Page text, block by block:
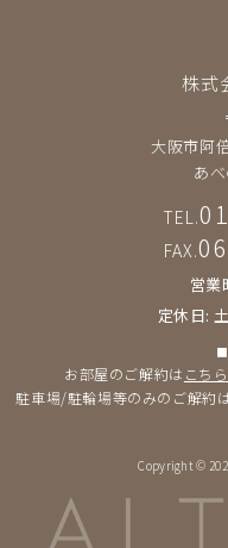
株式
大阪市阿
あ
TEL.
FAX.
営業
定休日:
お部屋のご解約は こちら
駐車場/駐輪場等のみのご解約
Copyright ©